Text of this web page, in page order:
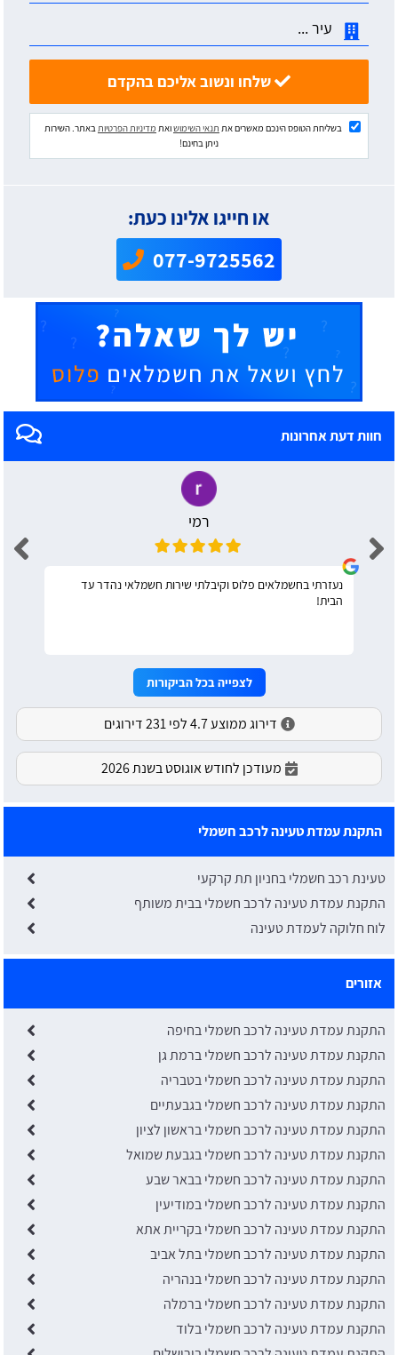
בשליחת הטופס הינכם מאשרים את תנאי השימושואת מדיניות הפרטיות באתר. השירות
ניתן בחינם!
או חייגו אלינו כעת:
077-9725562
חוות דעת אחרונות
רמי
נעזרתי בחשמלאים פלוס וקיבלתי שירות חשמלאי נהדר עד
הבית!
לצפייה בכל הביקורות
דירוג ממוצע 4.7 לפי 231 דירוגים
מעודכן לחודש אוגוסט בשנת 2026
התקנת עמדת טעינה לרכב חשמלי
טעינת רכב חשמלי בחניון תת קרקעי
התקנת עמדת טעינה לרכב חשמלי בבית משותף
לוח חלוקה לעמדת טעינה
אזורים
התקנת עמדת טעינה לרכב חשמלי בחיפה
התקנת עמדת טעינה לרכב חשמלי ברמת גן
התקנת עמדת טעינה לרכב חשמלי בטבריה
התקנת עמדת טעינה לרכב חשמלי בגבעתיים
התקנת עמדת טעינה לרכב חשמלי בראשון לציון
התקנת עמדת טעינה לרכב חשמלי בגבעת שמואל
התקנת עמדת טעינה לרכב חשמלי בבאר שבע
התקנת עמדת טעינה לרכב חשמלי במודיעין
התקנת עמדת טעינה לרכב חשמלי בקריית אתא
התקנת עמדת טעינה לרכב חשמלי בתל אביב
התקנת עמדת טעינה לרכב חשמלי בנהריה
התקנת עמדת טעינה לרכב חשמלי ברמלה
התקנת עמדת טעינה לרכב חשמלי בלוד